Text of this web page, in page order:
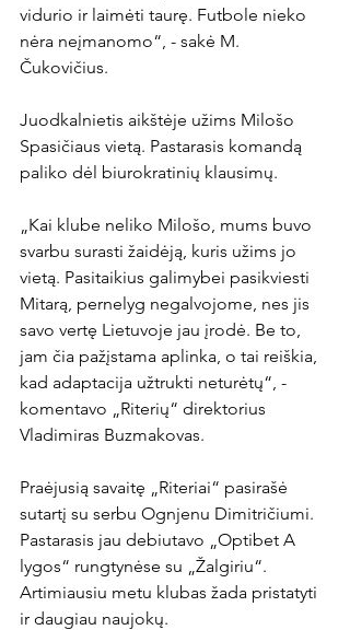
vidurio ir laimėti taurę. Futbole nieko
nėra neįmanomo“, - sakė M.
Čukovičius.
Juodkalnietis aikštėje užims Milošo
Spasičiaus vietą. Pastarasis komandą
paliko dėl biurokratinių klausimų.
„Kai klube neliko Milošo, mums buvo
svarbu surasti žaidėją, kuris užims jo
vietą. Pasitaikius galimybei pasikviesti
Mitarą, pernelyg negalvojome, nes jis
savo vertę Lietuvoje jau įrodė. Be to,
jam čia pažįstama aplinka, o tai reiškia,
kad adaptacija užtrukti neturėtų“, -
komentavo „Riterių“ direktorius
Vladimiras Buzmakovas.
Praėjusią savaitę „Riteriai“ pasirašė
sutartį su serbu Ognjenu Dimitričiumi.
Pastarasis jau debiutavo „Optibet A
lygos“ rungtynėse su „Žalgiriu“.
Artimiausiu metu klubas žada pristatyti
ir daugiau naujokų.